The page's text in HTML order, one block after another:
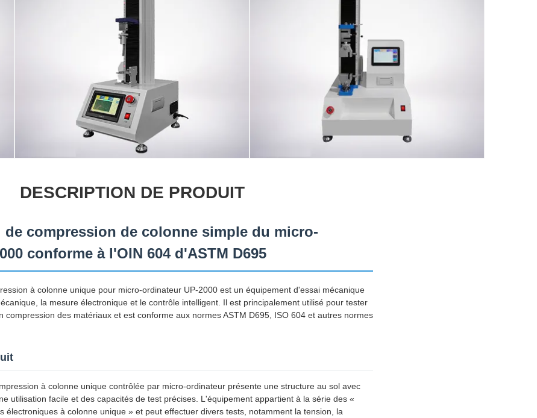
DESCRIPTION DE PRODUIT
de compression de colonne simple du micro-
conforme à l'OIN 604 d'ASTM D695
à colonne unique pour micro-ordinateur UP-2000 est un équipement d'essai mécanique
la mesure électronique et le contrôle intelligent. Il est principalement utilisé pour tester
compression des matériaux et est conforme aux normes ASTM D695, ISO 604 et autres normes
à colonne unique contrôlée par micro-ordinateur présente une structure au sol avec
utilisation facile et des capacités de test précises. L'équipement appartient à la série des «
électroniques à colonne unique » et peut effectuer divers tests, notamment la tension, la